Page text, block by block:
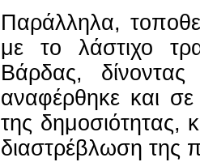
Παράλληλα,
με το λάστιχο
Βάρδας, δίνοντας
αναφέρθηκε και
της δημοσιότητας,
διαστρέβλωση της